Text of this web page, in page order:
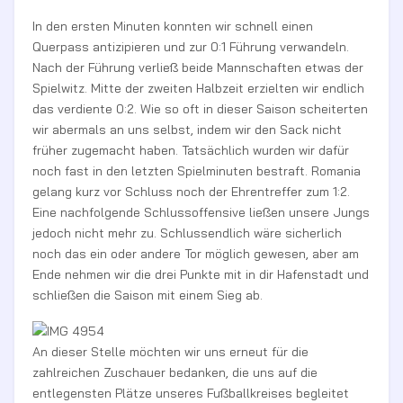
In den ersten Minuten konnten wir schnell einen
Querpass antizipieren und zur 0:1 Führung verwandeln.
Nach der Führung verließ beide Mannschaften etwas der
Spielwitz. Mitte der zweiten Halbzeit erzielten wir endlich
das verdiente 0:2. Wie so oft in dieser Saison scheiterten
wir abermals an uns selbst, indem wir den Sack nicht
früher zugemacht haben. Tatsächlich wurden wir dafür
noch fast in den letzten Spielminuten bestraft. Romania
gelang kurz vor Schluss noch der Ehrentreffer zum 1:2.
Eine nachfolgende Schlussoffensive ließen unsere Jungs
jedoch nicht mehr zu. Schlussendlich wäre sicherlich
noch das ein oder andere Tor möglich gewesen, aber am
Ende nehmen wir die drei Punkte mit in dir Hafenstadt und
schließen die Saison mit einem Sieg ab.
An dieser Stelle möchten wir uns erneut für die
zahlreichen Zuschauer bedanken, die uns auf die
entlegensten Plätze unseres Fußballkreises begleitet